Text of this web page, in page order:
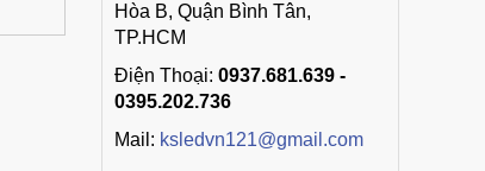
Hòa B, Quận Bình Tân,
TP.HCM
Điện Thoại: 0937.681.639 -
0395.202.736
Mail: ksledvn121@gmail.com